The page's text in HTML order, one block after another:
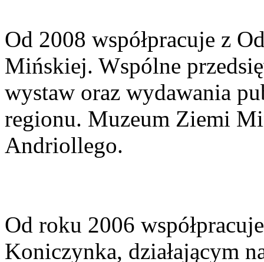
Od 2008 współpracuje z
Mińskiej. Wspólne
wystaw oraz wydawania
regionu. Muzeum Ziemi
Andriollego.
Od roku 2006
Koniczynka, działającym